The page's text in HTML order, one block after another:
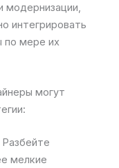
модернизации,
интегрировать
по мере их
могут
Разбейте
мелкие